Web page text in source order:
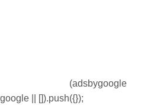
(adsbygoogle
|| []).push({});